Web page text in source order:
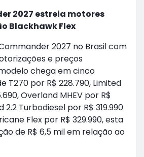
2027 estreia motores
Blackhawk Flex
2027 no Brasil com
e preços
chega em cinco
T270 por R$ 228.790, Limited
Overland MHEV por R$
2.2 Turbodiesel por R$ 319.990
Flex por R$ 329.990, esta
de R$ 6,5 mil em relação ao